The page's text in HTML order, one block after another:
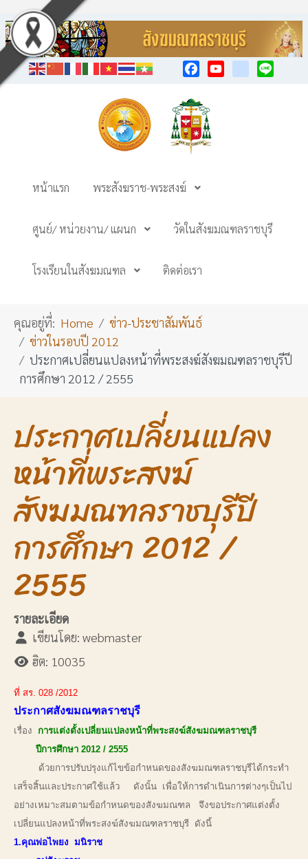
หน้าแรก พระสังฆราช-พระสงฆ์
ศูนย์/ หน่วยงาน/ แผนก วัดในสังฆมณฑลราชบุรี
โรงเรียนในสังฆมณฑล ติดต่อเรา
คุณอยู่ที่: Home
ข่าว-ประชาสัมพันธ์
ข่าวในรอบปี 2012
ประกาศเปลี่ยนแปลงหน้าที่พระสงฆ์สังฆมณฑลราชบุรีปี
การศึกษา 2012 / 2555
ประกาศเปลี่ยนแปลง
หน้าที่พระสงฆ์
สังฆมณฑลราชบุรีปี
การศึกษา 2012 /
2555
รายละเอียด
เขียนโดย: webmaster
ฮิต: 10035
ที่ สร. 028 /2012
ประกาศสังฆมณฑลราชบุรี
เรื่อง การแต่งตั้งเปลี่ยนแปลงหน้าที่พระสงฆ์สังฆมณฑลราชบุรี
ปีการศึกษา 2012 / 2555
ด้วยการปรับปรุงแก้ไขข้อกำหนดของสังฆมณฑลราชบุรีได้กระทำ
เสร็จสิ้นและประกาศใช้แล้ว ดังนั้น เพื่อให้การดำเนินการต่างๆเป็นไป
อย่างเหมาะสมตามข้อกำหนดของสังฆมณฑล จึงขอประกาศแต่งตั้ง
เปลี่ยนแปลงหน้าที่พระสงฆ์สังฆมณฑลราชบุรี ดังนี้
1.คุณพ่อไพยง มนิราช